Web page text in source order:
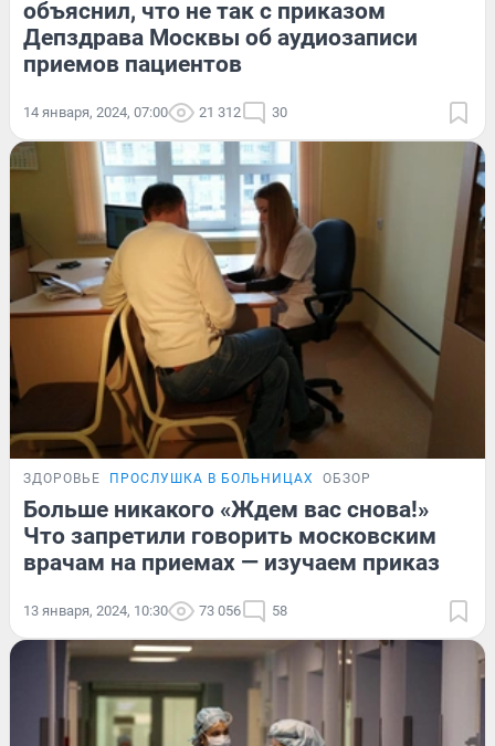
объяснил, что не так с приказом
Депздрава Москвы об аудиозаписи
приемов пациентов
14 января, 2024, 07:00 21 312 30
ЗДОРОВЬЕ ПРОСЛУШКА В БОЛЬНИЦАХ ОБЗОР
Больше никакого «Ждем вас снова!»
Что запретили говорить московским
врачам на приемах — изучаем приказ
13 января, 2024, 10:30 73 056 58